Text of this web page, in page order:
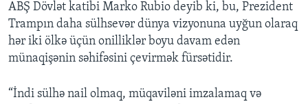
ABŞ Dövlət katibi Marko Rubio deyib ki, bu, Prezident
Trampın daha sülhsevər dünya vizyonuna uyğun olaraq
hər iki ölkə üçün onilliklər boyu davam edən
münaqişənin səhifəsini çevirmək fürsətidir.
“İndi sülhə nail olmaq, müqaviləni imzalamaq və